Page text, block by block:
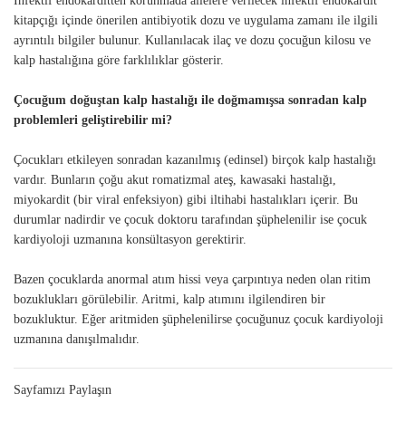
kitapçığı içinde önerilen antibiyotik dozu ve uygulama zamanı ile ilgili
ayrıntılı bilgiler bulunur. Kullanılacak ilaç ve dozu çocuğun kilosu ve
kalp hastalığına göre farklılıklar gösterir.
Çocuğum doğuştan kalp hastalığı ile doğmamışsa sonradan kalp
problemleri geliştirebilir mi?
Çocukları etkileyen sonradan kazanılmış (edinsel) birçok kalp hastalığı
vardır. Bunların çoğu akut romatizmal ateş, kawasaki hastalığı,
miyokardit (bir viral enfeksiyon) gibi iltihabi hastalıkları içerir. Bu
durumlar nadirdir ve çocuk doktoru tarafından şüphelenilir ise çocuk
kardiyoloji uzmanına konsültasyon gerektirir.
Bazen çocuklarda anormal atım hissi veya çarpıntıya neden olan ritim
bozuklukları görülebilir. Aritmi, kalp atımını ilgilendiren bir
bozukluktur. Eğer aritmiden şüphelenilirse çocuğunuz çocuk kardiyoloji
uzmanına danışılmalıdır.
Sayfamızı Paylaşın